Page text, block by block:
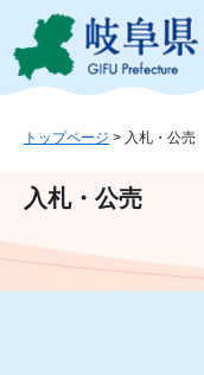
ジ
ュ
文
トップページ > 入札・公売
入札・公売